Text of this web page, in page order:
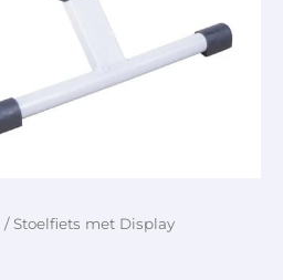
/ Stoelfiets met Display